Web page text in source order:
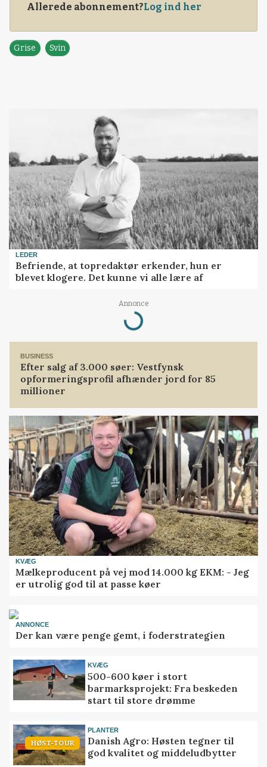
Allerede abonnement?Log ind her
Grise Svin
LEDER
Befriende, at topredaktør erkender, hun er
blevet klogere. Det kunne vi alle lære af
Annonce
Loading...
BUSINESS
Efter salg af 3.000 søer: Vestfynsk
opformeringsprofil afhænder jord for 85
millioner
KVÆG
Mælkeproducent på vej mod 14.000 kg EKM: - Jeg
er utrolig god til at passe køer
ANNONCE
Der kan være penge gemt, i foderstrategien
KVÆG
500-600 køer i stort
barmarksprojekt: Fra beskeden
start til store drømme
HØST-TOUR
PLANTER
Danish Agro: Høsten tegner til
god kvalitet og middeludbytter